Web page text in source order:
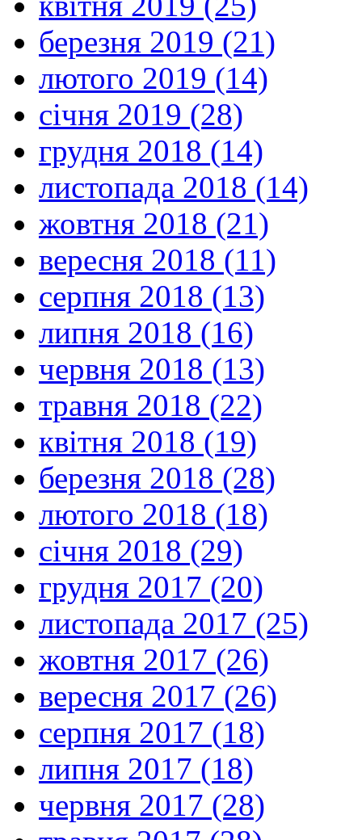
березня 2019 (21)
лютого 2019 (14)
січня 2019 (28)
грудня 2018 (14)
листопада 2018 (14)
жовтня 2018 (21)
вересня 2018 (11)
серпня 2018 (13)
липня 2018 (16)
червня 2018 (13)
травня 2018 (22)
квітня 2018 (19)
березня 2018 (28)
лютого 2018 (18)
січня 2018 (29)
грудня 2017 (20)
листопада 2017 (25)
жовтня 2017 (26)
вересня 2017 (26)
серпня 2017 (18)
липня 2017 (18)
червня 2017 (28)